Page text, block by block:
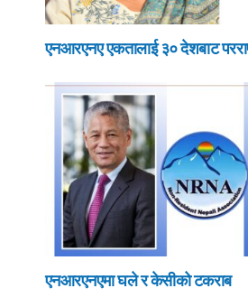
एनआरएनए एकतालाई ३० देशबाट
एनआरएनएमा घले र केसीको टकराब